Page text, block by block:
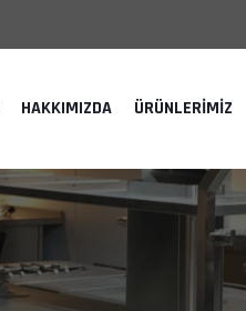
HAKKIMIZDA ÜRÜNLERIMIZ